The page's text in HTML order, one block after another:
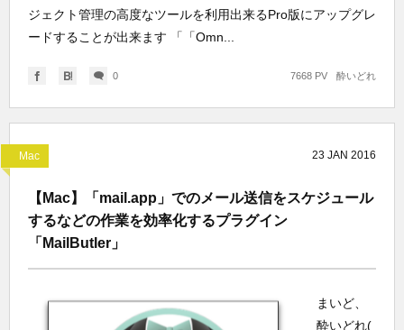
ジェクト管理の高度なツールを利用出来るPro版にアップグレ
ードすることが出来ます 「「Omn...
0 酔いどれ
7668 PV
Mac 23 JAN 2016
【Mac】「mail.app」でのメール送信をスケジュール
するなどの作業を効率化するプラグイン
「MailButler」
まいど、
酔いどれ(